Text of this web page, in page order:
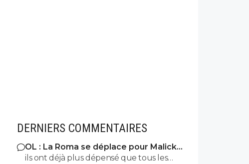
DERNIERS COMMENTAIRES
OL : La Roma se déplace pour Malick
Fofana
ils ont déjà plus dépensé que tous les